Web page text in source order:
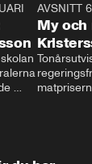
24:30AVSNITT 6
My och